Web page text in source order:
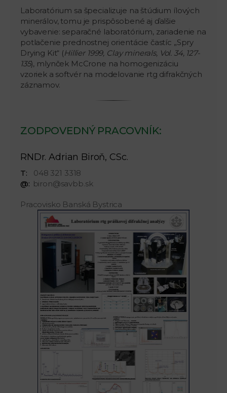
Laboratórium sa špecializuje na štúdium ílových
minerálov, tomu je prispôsobené aj ďalšie
vybavenie: separačné laboratórium, zariadenie na
potlačenie prednostnej orientácie častíc „Spry
Drying Kit“ (Hillier 1999, Clay minerals, Vol. 34, 127-
135), mlynček McCrone na homogenizáciu
vzoriek a softvér na modelovanie rtg difrakčných
záznamov.
ZODPOVEDNÝ PRACOVNÍK:
RNDr. Adrian Biroň, CSc.
T:
048 321 3318
@: biron@savbb.sk
Pracovisko Banská Bystrica